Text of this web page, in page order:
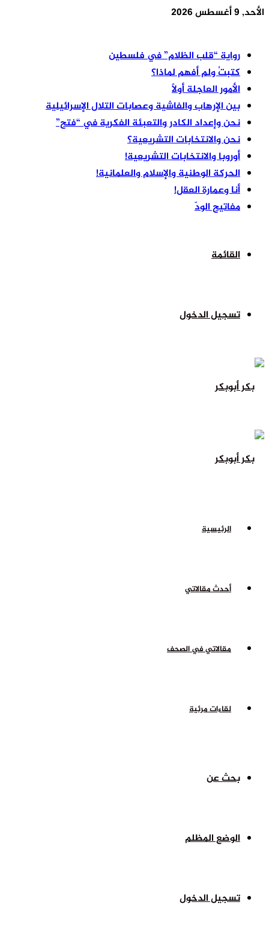
الأحد, 9 أغسطس 2026
رواية “قلب الظلام” في فلسطين
كتبتُ ولم أفهم لماذا؟
الأمور العاجلة أولًا
بين الإرهاب والفاشية وعصابات التلال الإسرائيلية
نحن وإعداد الكادر والتعبئة الفكرية في “فتح”
نحن والانتخابات التشريعية؟
أوروبا والانتخابات التشريعية!
الحركة الوطنية والإسلام والعلمانية!
أنا وعمارة العقل!
مفاتيح الودّ
القائمة
تسجيل الدخول
الرئيسية
أحدث مقالاتي
مقالاتي في الصحف
لقاءات مرئية
بحث عن
الوضع المظلم
تسجيل الدخول